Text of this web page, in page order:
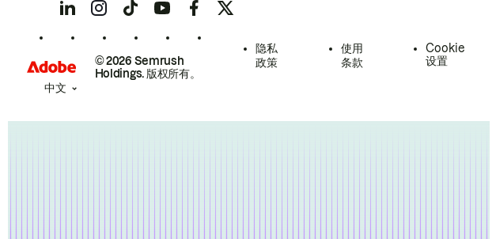
© 2026 Semrush
Holdings. 版权所有。
隐私
政策
使用
条款
Cookie
设置
中文